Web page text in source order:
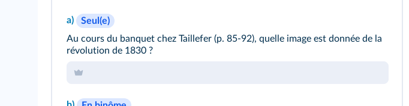
a)
Seul(e)
Au cours du banquet chez Taillefer (p. 85-92), quelle image est donnée de la
révolution de 1830 ?